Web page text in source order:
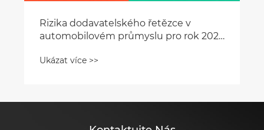
Rizika dodavatelského řetězce v
automobilovém průmyslu pro rok 2025
kupující
Ukázat více >>